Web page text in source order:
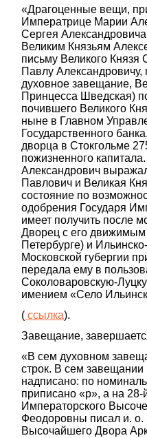
«Драгоценные вещи,
Императрице Марии
Сергея
Великим Князьям
письму Великого Князя
Павлу
духовное завещание,
Принцесса Шведская)
почившего Великого
ныне в Главном
Государственного
дворца в Стокгольме
пожизненного
Александрович
Павлович и Великая
состояние по
одобрения Государя
имеет получить после
Дворец с его
Петербурге) и
Московской губергии
передала ему в
Соколоваровскую-
имением «Село
( ссылка).
Завещание,
«В сем духовном
строк. В сем завещании
надписано: по
приписано «р», а на
Императорского
Феодоровны писал и.
Высочайшего Двора